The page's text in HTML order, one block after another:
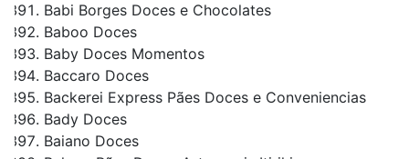
Babi Borges Doces e Chocolates
Baboo Doces
Baby Doces Momentos
Baccaro Doces
Backerei Express Pães Doces e Conveniencias
Bady Doces
Baiano Doces